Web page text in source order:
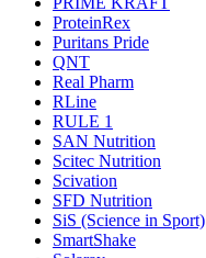
ProteinRex
Puritans Pride
QNT
Real Pharm
RLine
RULE 1
SAN Nutrition
Scitec Nutrition
Scivation
SFD Nutrition
SiS (Science in Sport)
SmartShake